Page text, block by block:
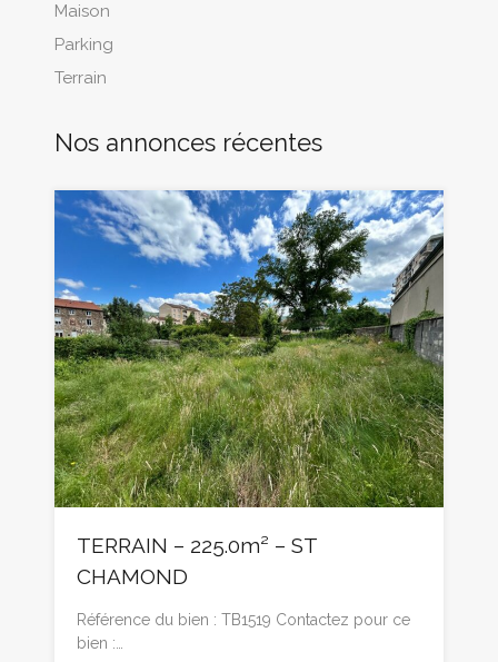
Maison
Parking
Terrain
Nos annonces récentes
TERRAIN – 225.0m² – ST
CHAMOND
Référence du bien : TB1519 Contactez pour ce
bien :…